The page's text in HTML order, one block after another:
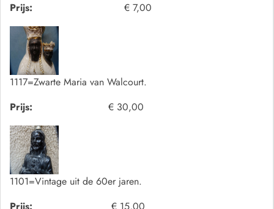
Prijs:
€ 7,00
1117=Zwarte Maria van Walcourt.
Prijs:
€ 30,00
1101=Vintage uit de 60er jaren.